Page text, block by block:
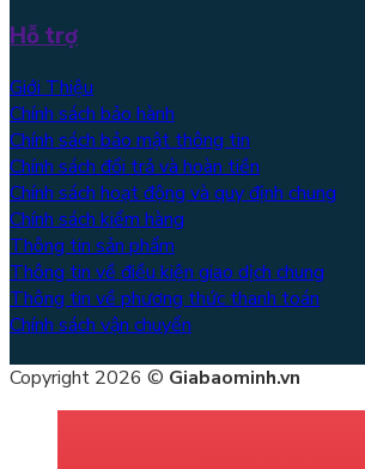
Hỗ trợ
Giới Thiệu
Chính sách bảo hành
Chính sách bảo mật thông tin
Chính sách đổi trả và hoàn tiền
Chính sách hoạt động và quy định chung
Chính sách kiểm hàng
Thông tin sản phẩm
Thông tin về điều kiện giao dịch chung
Thông tin về phương thức thanh toán
Chính sách vận chuyển
Copyright 2026 © Giabaominh.vn